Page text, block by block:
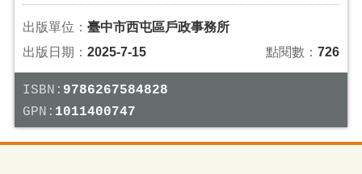
出版單位： 臺中市西屯區戶政事務所
出版日期： 2025-7-15 點閱數：726
ISBN: 9786267584828
GPN: 1011400747